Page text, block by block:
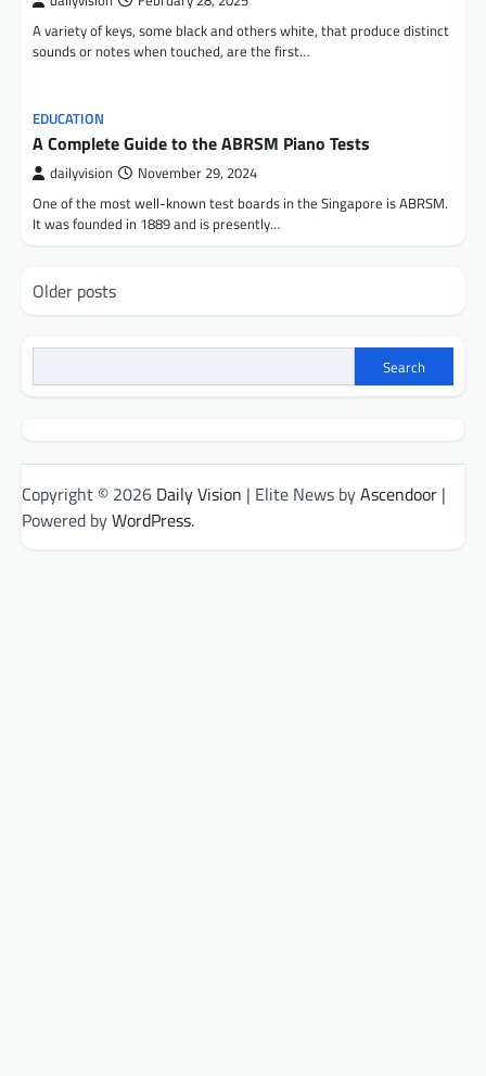
A variety of keys, some black and others white, that produce distinct
sounds or notes when touched, are the first…
EDUCATION
A Complete Guide to the ABRSM Piano Tests
dailyvision November 29, 2024
One of the most well-known test boards in the Singapore is ABRSM.
It was founded in 1889 and is presently…
Posts
navigation
Older posts
Search
Copyright © 2026 Daily Vision | Elite News byAscendoor |
Powered byWordPress.